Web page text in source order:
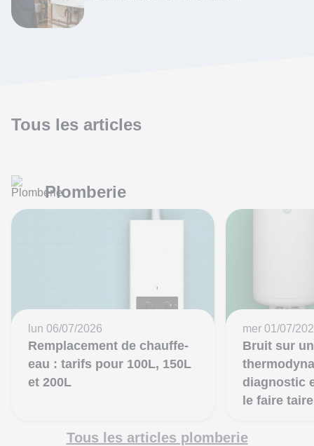
Tous les articles
Plomberie
lun 06/07/2026
Remplacement de chauffe-
eau : tarifs pour 100L, 150L
et 200L
mer 01/07/
Bruit sur
diagnostic
le faire taire
Tous les articles plomberie